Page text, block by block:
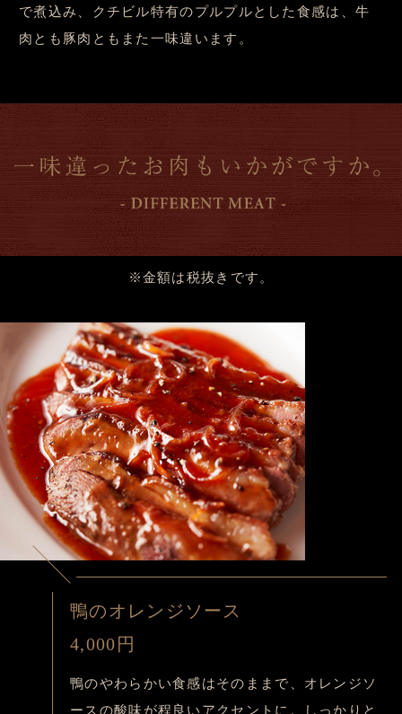
で煮込み、クチビル特有のプルプルとした食感は、牛
肉とも豚肉ともまた一味違います。
※金額は税抜きです。
鴨のオレンジソース
4,000円
鴨のやわらかい食感はそのままで、オレンジソ
ースの酸味が程良いアクセントに。しっかりと